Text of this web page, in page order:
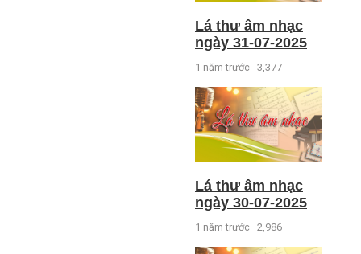
Lá thư âm nhạc
ngày 31-07-2025
1 năm trước 3,377
Lá thư âm nhạc
ngày 30-07-2025
1 năm trước 2,986